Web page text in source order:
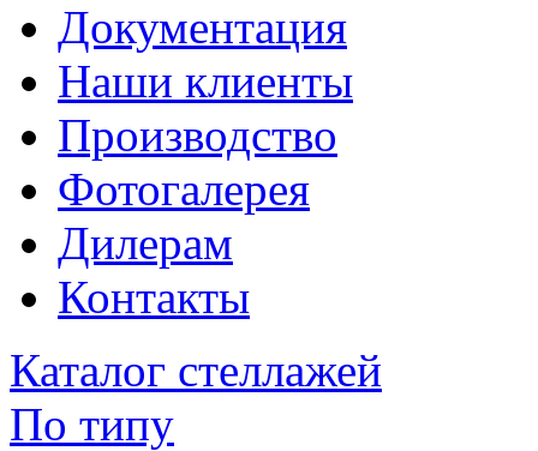
Документация
Наши клиенты
Производство
Фотогалерея
Дилерам
Контакты
Каталог стеллажей
По типу